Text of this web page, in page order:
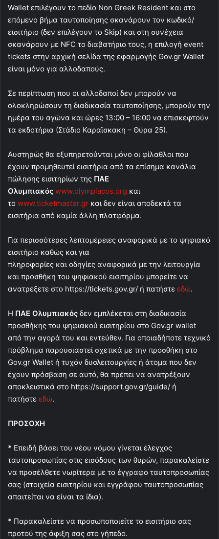
Wallet επιλέγουν το πεδίο Non Greek Resident και στο
επόμενο βήμα ταυτοποίησης σκανάρουν τον κωδικό/
εισιτήριο (δεν επιλέγουν το Skip) και στη συνέχεια
σκανάρουν με NFC το διαβατήριο τους, η επιλογή event
tickets στην αρχική σελίδα της εφαρμογής Gov.gr Wallet
είναι μόνο για αλλοδαπούς.
Σε περίπτωση που οι αλλοδαποί δεν μπορούν να
ολοκληρώσουν τη διαδικασία ταυτοποίησης, μπορούν την
ημέρα του αγώνα και ώρες 13:00 – 16:00 να επισκεφτούν
τα εκδοτήρια (Στάδιο Καραϊσκακη – Θύρα 25).
Αυστηρώς θα εξυπηρετούνται μόνο οι φίλαθλοι που
έχουν προμηθευτεί εισιτήρια από τα επίσημα κανάλια
πώλησης εισιτηρίων της ΠΑΕ
Ολυμπιακός www.olympiacos.org και
το www.ticketmaster.gr και δεν είναι αποδεκτά τα
εισιτήρια από καμία άλλη πλατφόρμα.
Για περισσότερες λεπτομέρειες αναφορικά με το ψηφιακό
εισιτήριο καθώς και για
πληροφορίες και οδηγίες αναφορικά με την λειτουργία
και προσθήκη του ψηφιακού εισιτηρίου μπορείτε να
ανατρέξετε στο https://tickets.gov.gr/ ή πατήστε εδώ.
Η ΠΑΕ Ολυμπιακός δεν εμπλέκεται στη διαδικασία
προσθήκης του ψηφιακού εισιτηρίου στο Gov.gr wallet
από την αγορά του και εντεύθεν. Για οποιαδήποτε τεχνικό
πρόβλημα παρουσιαστεί σχετικά με την προσθήκη στο
Gov.gr Wallet ή τυχόν δυσλειτουργίες ή άτομα που δεν
έχουν πρόσβαση σε αυτό, θα πρέπει να ανατρέξουν
αποκλειστικά στο https://support.gov.gr/guide/ ή
πατήστε εδώ.
ΠΡΟΣΟΧΗ
* Επειδή βάσει του νέου νόμου γίνεται έλεγχος
ταυτοπροσωπίας στις εισόδους των θυρών, παρακαλείστε
να προσέλθετε νωρίτερα με το έγγραφο ταυτοπροσωπίας
σας (στοιχεία εισιτηρίου και εγγράφου ταυτοπροσωπίας
απαιτείται να είναι τα ίδια).
* Παρακαλείστε να προσωποποιείτε το εισιτήριο σας
προτού της άφιξη σας στο γήπεδο.